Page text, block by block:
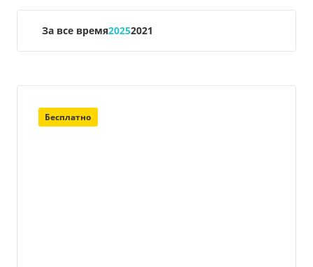
За все время20252021
Бесплатно